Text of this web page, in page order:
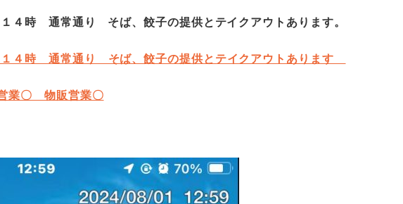
１４時 通常通り そば、餃子の提供とテイクアウトあります。
１４時 通常通り そば、餃子の提供とテイクアウトあります
業〇 物販営業〇